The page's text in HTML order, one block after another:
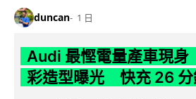
duncan 1 日
Audi 最慳電量產車現
彩造型曝光 快充 26 分